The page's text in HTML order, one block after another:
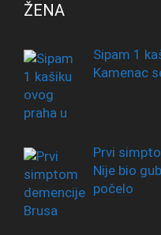
ŽENA
Sipam 1
Kamenac
Prvi
Nije bio
počelo